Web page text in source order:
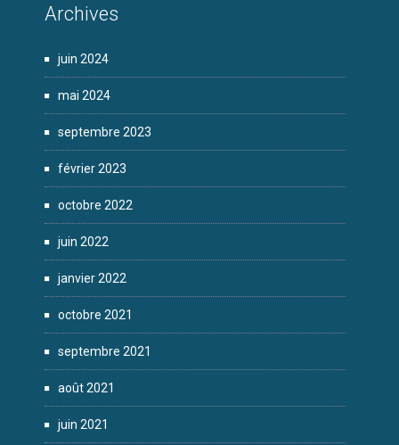
Archives
juin 2024
mai 2024
septembre 2023
février 2023
octobre 2022
juin 2022
janvier 2022
octobre 2021
septembre 2021
août 2021
juin 2021